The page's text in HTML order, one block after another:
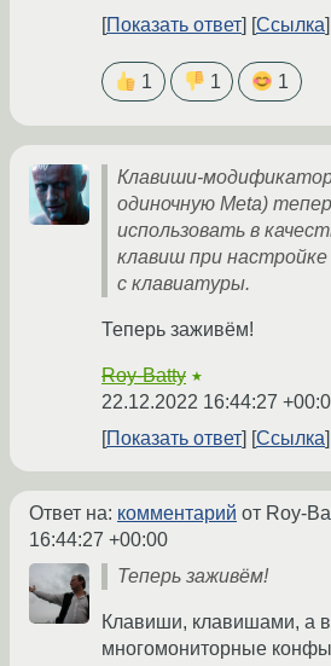
Показать ответ
Ссылка
1 1 1
Клавиши-
одиночную Meta)
использовать в
клавиш при
с клавиатуры.
Теперь заживём!
Roy-Batty ★
22.12.2022 16:44:27
Показать ответ
Ссылка
Ответ на: комментарий от Roy-
16:44:27 +00:00
Теперь заживём!
Клавиши, клавишами, а
многомониторные